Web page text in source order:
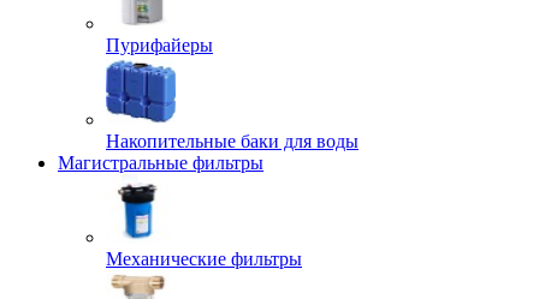
Пурифайеры
Накопительные баки для воды
Магистральные фильтры
Механические фильтры